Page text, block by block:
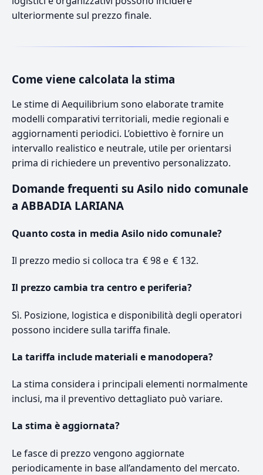
ulteriormente sul prezzo finale.
Come viene calcolata la stima
Le stime di Aequilibrium sono elaborate tramite
modelli comparativi territoriali, medie regionali e
aggiornamenti periodici. L’obiettivo è fornire un
intervallo realistico e neutrale, utile per orientarsi
prima di richiedere un preventivo personalizzato.
Domande frequenti su Asilo nido comunale
a ABBADIA LARIANA
Quanto costa in media Asilo nido comunale?
Il prezzo medio si colloca tra € 98 e € 132.
Il prezzo cambia tra centro e periferia?
Sì. Posizione, logistica e disponibilità degli operatori
possono incidere sulla tariffa finale.
La tariffa include materiali e manodopera?
La stima considera i principali elementi normalmente
inclusi, ma il preventivo dettagliato può variare.
La stima è aggiornata?
Le fasce di prezzo vengono aggiornate
periodicamente in base all’andamento del mercato.